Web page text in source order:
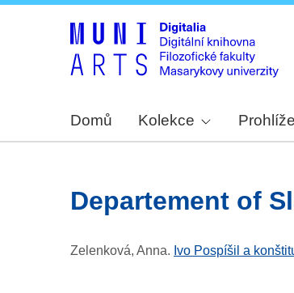
Domů Kolekce
Departement of
Zelenková, Anna. Ivo Pospíšil a